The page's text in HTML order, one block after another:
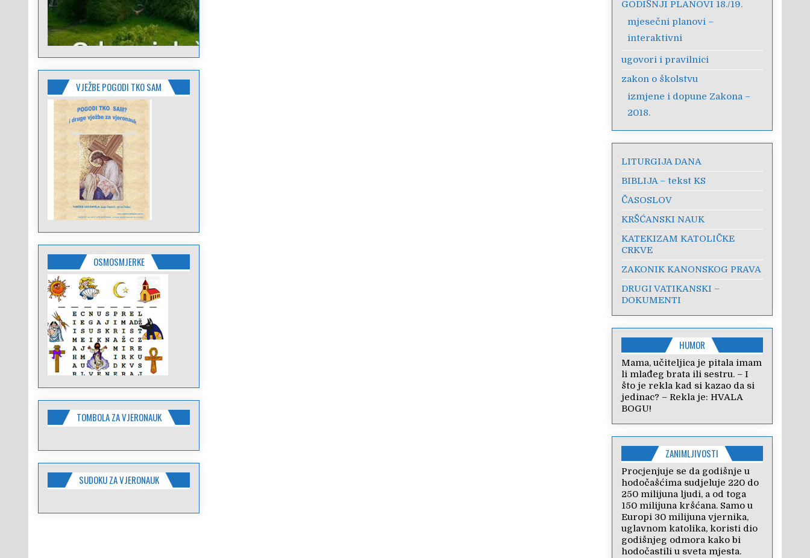
VJEŽBE POGODI TKO SAM
OSMOSMJERKE
TOMBOLA ZA VJERONAUK
SUDOKU ZA VJERONAUK
GODIŠNJI PLANOVI 18./19.
mjesečni planovi –
interaktivni
ugovori i pravilnici
zakon o školstvu
izmjene i dopune Zakona –
2018.
LITURGIJA DANA
BIBLIJA – tekst KS
ČASOSLOV
KRŠĆANSKI NAUK
KATEKIZAM KATOLIČKE
CRKVE
ZAKONIK KANONSKOG PRAVA
DRUGI VATIKANSKI –
DOKUMENTI
HUMOR
Mama, učiteljica je pitala imam
li mlađeg brata ili sestru. – I
što je rekla kad si kazao da si
jedinac? – Rekla je: HVALA
BOGU!
ZANIMLJIVOSTI
Procjenjuje se da godišnje u
hodočašćima sudjeluje 220 do
250 milijuna ljudi, a od toga
150 milijuna kršćana. Samo u
Europi 30 milijuna vjernika,
uglavnom katolika, koristi dio
godišnjeg odmora kako bi
hodočastili u sveta mjesta.